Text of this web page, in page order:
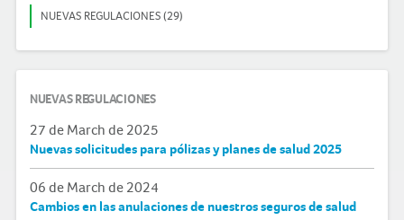
NUEVAS REGULACIONES (29)
NUEVAS REGULACIONES
27 de March de 2025
Nuevas solicitudes para pólizas y planes de salud 2025
06 de March de 2024
Cambios en las anulaciones de nuestros seguros de salud